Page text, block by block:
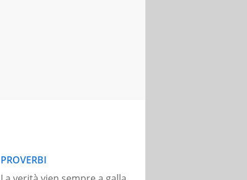
PROVERBI